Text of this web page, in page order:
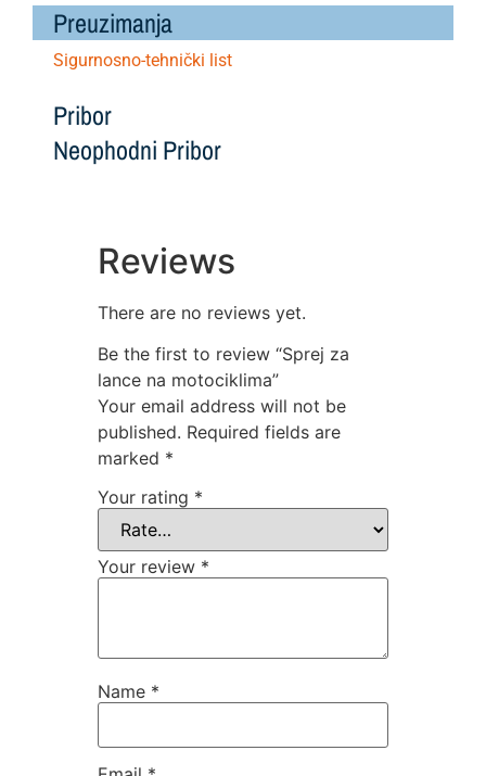
Preuzimanja
Sigurnosno-tehnički list
Pribor
Neophodni Pribor
Reviews
There are no reviews yet.
Be the first to review “Sprej za
lance na motociklima”
Your email address will not be
published. Required fields are
marked *
Your rating *
Your review *
Name *